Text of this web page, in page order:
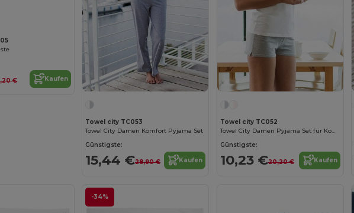
€ Kaufen
Towel city TC053
Towel City Damen Komfort Pyjama Set
Günstigste:
15,44 €28,90 € Kaufen
Towel city TC052
Towel City Damen Pyjama Set für Komfort und Stil
Günstigste:
10,23 €20,20 € Kaufen
-34%